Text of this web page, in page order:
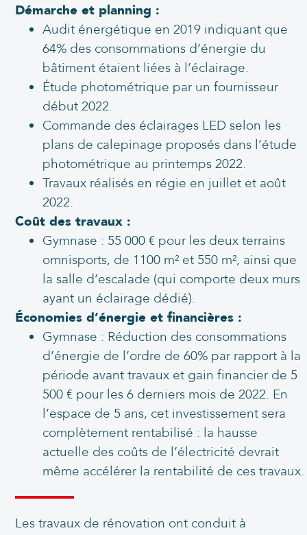
Démarche et planning :
Audit énergétique en 2019 indiquant que
64% des consommations d’énergie du
bâtiment étaient liées à l’éclairage.
Étude photométrique par un fournisseur
début 2022.
Commande des éclairages LED selon les
plans de calepinage proposés dans l’étude
photométrique au printemps 2022.
Travaux réalisés en régie en juillet et août
2022.
Coût des travaux :
Gymnase : 55 000 € pour les deux terrains
omnisports, de 1100 m² et 550 m², ainsi que
la salle d’escalade (qui comporte deux murs
ayant un éclairage dédié).
Économiesd’énergie et financières :
Gymnase : Réduction des consommations
d’énergie de l’ordre de 60% par rapport à la
période avant travaux et gain financier de 5
500 € pour les 6 derniers mois de 2022. En
l’espace de 5 ans, cet investissement sera
complètement rentabilisé : la hausse
actuelle des coûts de l’électricité devrait
même accélérer la rentabilité de ces travaux.
Les travaux de rénovation ont conduit à